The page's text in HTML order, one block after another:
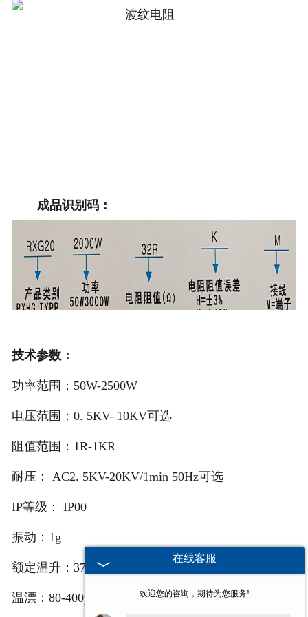
成品识别码：
技术参数：
功率范围：50W-2500W
电压范围：0. 5KV- 10KV可选
阻值范围：1R-1KR
耐压： AC2. 5KV-20KV/1min 50Hz可选
IP等级： IP00
振动：1g
额定温升：375°C
温漂：80-400ppm/°C
在线客服
欢迎您的咨询，期待为您服务!